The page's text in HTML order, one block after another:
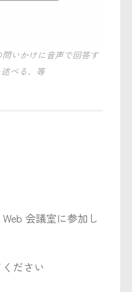
いかけに音声で回答す
べる、等
会議室に参加し
ださい